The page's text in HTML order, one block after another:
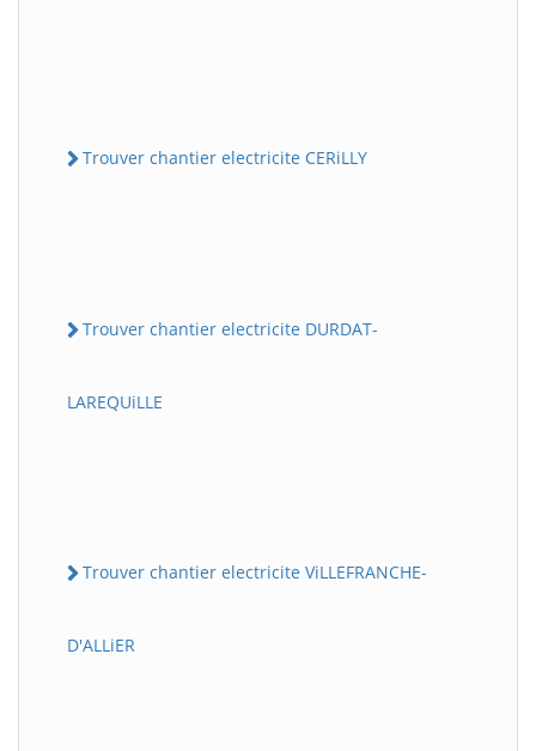
Trouver chantier electricite CERiLLY
Trouver chantier electricite DURDAT-
LAREQUiLLE
Trouver chantier electricite ViLLEFRANCHE-
D'ALLiER